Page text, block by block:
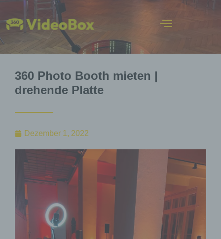
360 Photo Booth mieten |
drehende Platte
Dezember 1, 2022